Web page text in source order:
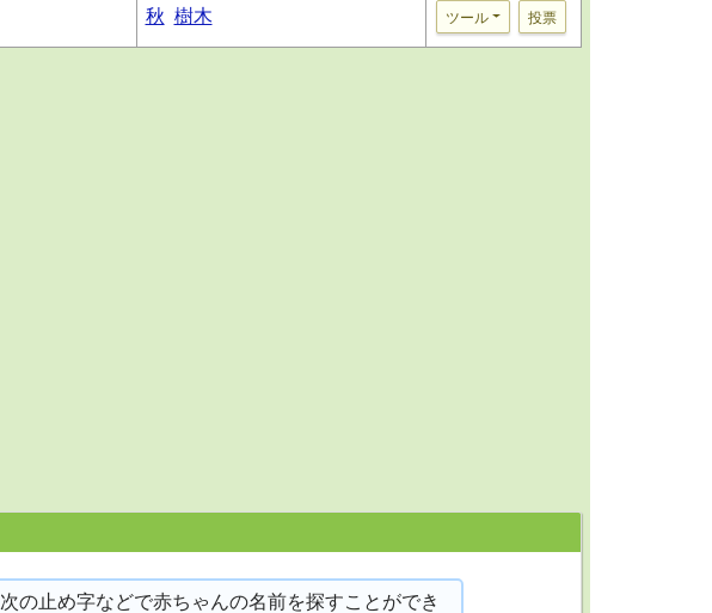
秋 樹木 ツール 投票
次の止め字などで赤ちゃんの名前を探すことができ